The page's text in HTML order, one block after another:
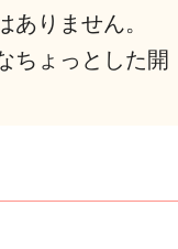
りません。
ちょっとした開